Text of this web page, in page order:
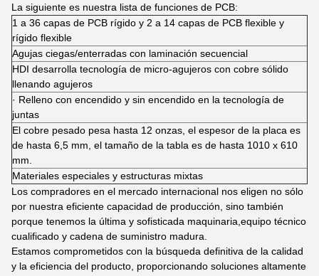
La siguiente es nuestra lista de funciones de PCB:
1 a 36 capas de PCB rígido y 2 a 14 capas de PCB flexible y
rígido flexible
Agujas ciegas/enterradas con laminación secuencial
HDI desarrolla tecnología de micro-agujeros con cobre sólido
llenando agujeros
· Relleno con encendido y sin encendido en la tecnología de
juntas
El cobre pesado pesa hasta 12 onzas, el espesor de la placa es
de hasta 6,5 mm, el tamaño de la tabla es de hasta 1010 x 610
mm.
Materiales especiales y estructuras mixtas
Los compradores en el mercado internacional nos eligen no sólo
por nuestra eficiente capacidad de producción, sino también
porque tenemos la última y sofisticada maquinaria,equipo técnico
cualificado y cadena de suministro madura.
Estamos comprometidos con la búsqueda definitiva de la calidad
y la eficiencia del producto, proporcionando soluciones altamente